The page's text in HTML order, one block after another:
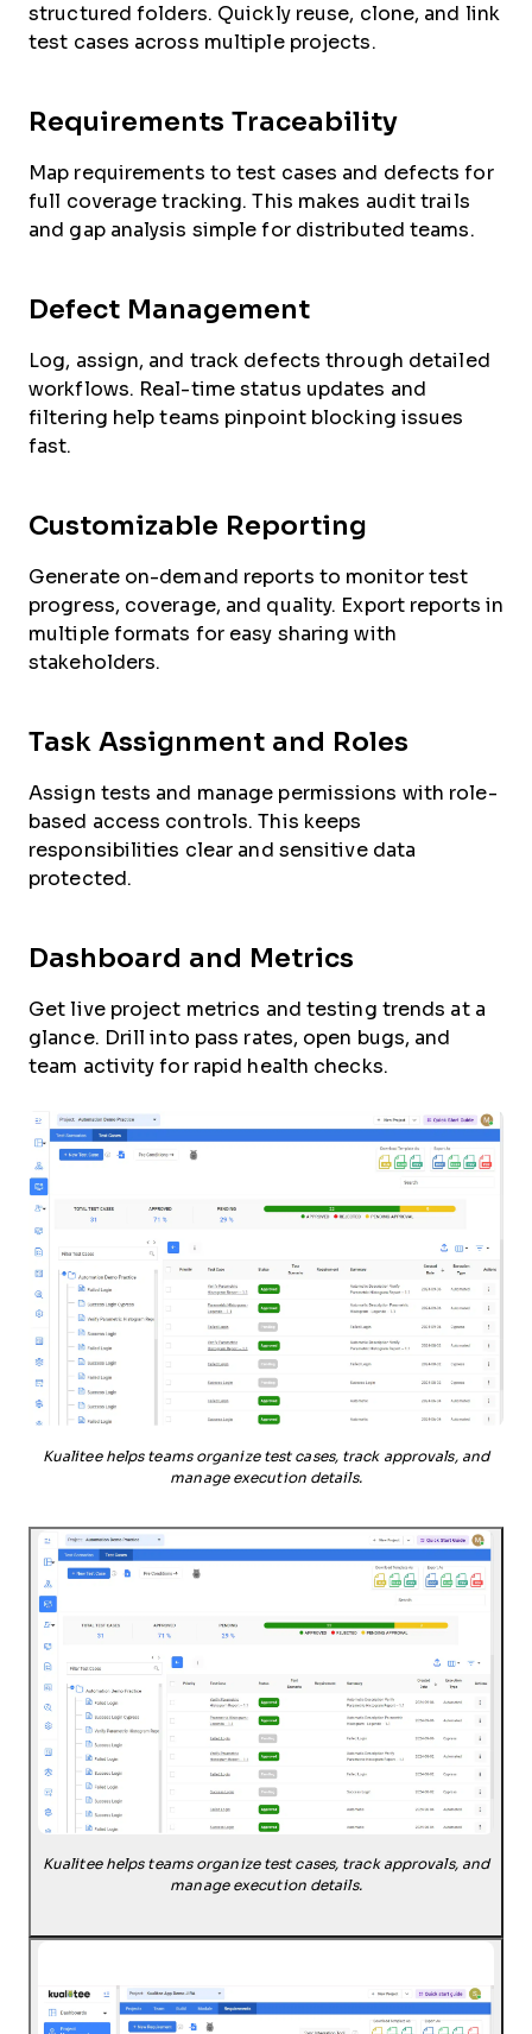
structured folders. Quickly reuse, clone, and link
test cases across multiple projects.
Requirements Traceability
Map requirements to test cases and defects for
full coverage tracking. This makes audit trails
and gap analysis simple for distributed teams.
Defect Management
Log, assign, and track defects through detailed
workflows. Real-time status updates and
filtering help teams pinpoint blocking issues
fast.
Customizable Reporting
Generate on-demand reports to monitor test
progress, coverage, and quality. Export reports in
multiple formats for easy sharing with
stakeholders.
Task Assignment and Roles
Assign tests and manage permissions with role-
based access controls. This keeps
responsibilities clear and sensitive data
protected.
Dashboard and Metrics
Get live project metrics and testing trends at a
glance. Drill into pass rates, open bugs, and
team activity for rapid health checks.
Kualitee helps teams organize test cases, track approvals, and
manage execution details.
Kualitee helps teams organize test cases, track approvals, and
manage execution details.